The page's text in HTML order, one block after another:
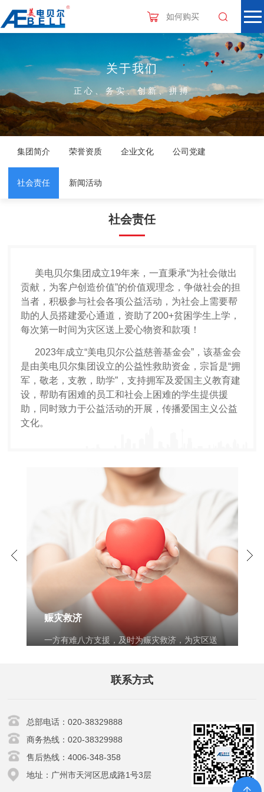
如何购买
关于我们
正心、务实、创新、拼搏
集团简介 荣誉资质 企业文化 公司党建
社会责任 新闻活动
社会责任
美电贝尔集团 成立19年来，一直秉承“为社会做出
贡献，为客户创造价值”的价值观理念，争做社会的担
当者，积极参与社会各项公益活动，为社会上需要帮
助的人员搭建爱心通道，资助了200+贫困学生上学，
每次第一时间为灾区送上爱心物资和款项！
2023年成立“美电贝尔公益慈善基金会”，该基金会
是由美电贝尔集团设立的公益性救助资金，宗旨是“拥
军，敬老，支教，助学”，支持拥军及爱国主义教育建
设，帮助有困难的员工和社会上困难的学生提供援
助，同时致力于公益活动的开展，传播爱国主义公益
文化。
赈灾救济
一方有难八方支援，及时为赈灾救济，为灾区送
联系方式
总部电话：020-38329888
商务热线：020-38329988
售后热线：4006-348-358
地址：广州市天河区思成路1号3层